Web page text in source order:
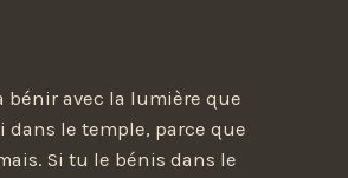
avec la lumière que
dans le temple, parce que
Si tu le bénis dans le